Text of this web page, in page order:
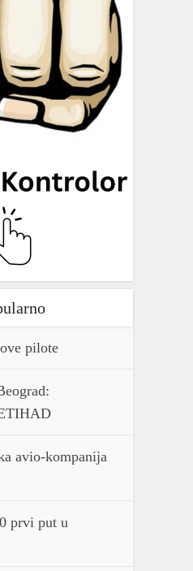
pilote
avio-kompanija
prvi put u